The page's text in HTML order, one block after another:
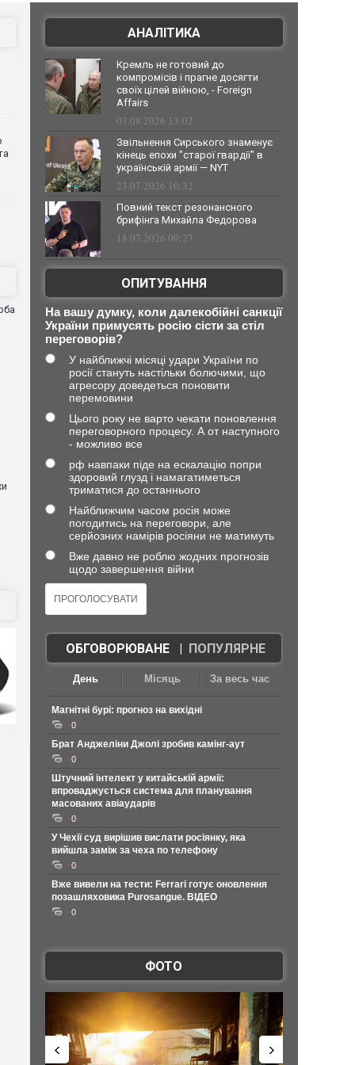
АНАЛІТИКА
Кремль не готовий до
компромісів і прагне досягти
своїх цілей війною, - Foreign
Affairs
03.08.2026 13:02
Звільнення Сирського знаменує
кінець епохи "старої гвардії" в
українській армії — NYT
23.07.2026 10:32
Повний текст резонансного
брифінга Михайла Федорова
18.07.2026 09:27
ОПИТУВАННЯ
На вашу думку, коли далекобійні санкції
України примусять росію сісти за стіл
переговорів?
У найближчі місяці удари України по
росії стануть настільки болючими, що
агресору доведеться поновити
перемовини
Цього року не варто чекати поновлення
переговорного процесу. А от наступного
- можливо все
рф навпаки піде на ескалацію попри
здоровий глузд і намагатиметься
триматися до останнього
Найближчим часом росія може
погодитись на переговори, але
серйозних намірів росіяни не матимуть
Вже давно не роблю жодних прогнозів
щодо завершення війни
ОБГОВОРЮВАНЕ| ПОПУЛЯРНЕ
День Місяць За весь час
Магнітні бурі: прогноз на вихідні
0
Брат Анджеліни Джолі зробив камінг-аут
0
Штучний інтелект у китайській армії:
впроваджується система для планування
масованих авіаударів
0
У Чехії суд вирішив вислати росіянку, яка
вийшла заміж за чеха по телефону
0
Вже вивели на тести: Ferrari готує оновлення
позашляховика Purosangue. ВІДЕО
0
ФОТО